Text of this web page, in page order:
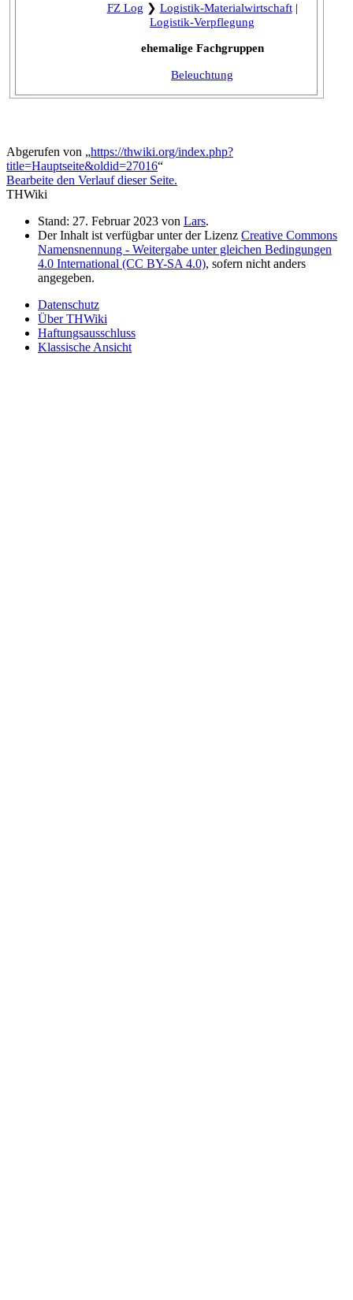
FZ Log ❯ Logistik-Materialwirtschaft|
Logistik-Verpflegung
ehemalige Fachgruppen
Beleuchtung
Abgerufen von „https://thwiki.org/index.php?
title=Hauptseite&oldid=27016“
Bearbeite den Verlauf dieser Seite.
THWiki
Stand: 27. Februar 2023 von Lars.
Der Inhalt ist verfügbar unter der Lizenz Creative Commons
Namensnennung - Weitergabe unter gleichen Bedingungen
4.0 International (CC BY-SA 4.0), sofern nicht anders
angegeben.
Datenschutz
Über THWiki
Haftungsausschluss
Klassische Ansicht